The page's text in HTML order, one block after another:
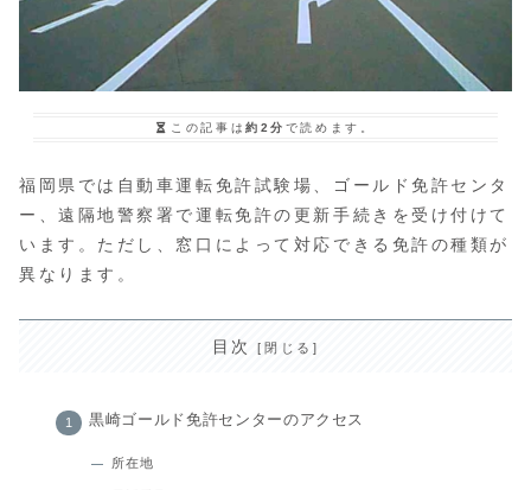
この記事は約2分 で読めます。
福岡県では自動車運転免許試験場、ゴールド免許センタ
ー、遠隔地警察署で運転免許の更新手続きを受け付けて
います。ただし、窓口によって対応できる免許の種類が
異なります。
目次
黒崎ゴールド免許センターのアクセス
所在地